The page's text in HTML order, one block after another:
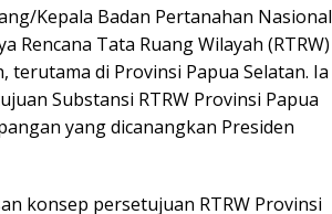
Kepala Badan Pertanahan Nasional
Rencana Tata Ruang Wilayah (RTRW)
di Provinsi Papua Selatan. Ia
Substansi RTRW Provinsi Papua
yang dicanangkan Presiden
konsep persetujuan RTRW Provinsi